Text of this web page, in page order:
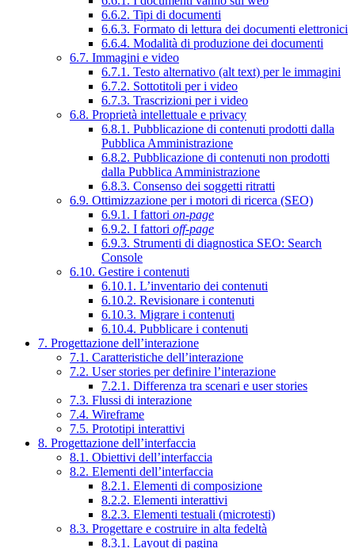
6.6.2. Tipi di documenti
6.6.3. Formato di lettura dei documenti elettronici
6.6.4. Modalità di produzione dei documenti
6.7. Immagini e video
6.7.1. Testo alternativo (alt text) per le immagini
6.7.2. Sottotitoli per i video
6.7.3. Trascrizioni per i video
6.8. Proprietà intellettuale e privacy
6.8.1. Pubblicazione di contenuti prodotti dalla
Pubblica Amministrazione
6.8.2. Pubblicazione di contenuti non prodotti
dalla Pubblica Amministrazione
6.8.3. Consenso dei soggetti ritratti
6.9. Ottimizzazione per i motori di ricerca (SEO)
6.9.1. I fattori on-page
6.9.2. I fattori off-page
6.9.3. Strumenti di diagnostica SEO: Search
Console
6.10. Gestire i contenuti
6.10.1. L’inventario dei contenuti
6.10.2. Revisionare i contenuti
6.10.3. Migrare i contenuti
6.10.4. Pubblicare i contenuti
7. Progettazione dell’interazione
7.1. Caratteristiche dell’interazione
7.2. User stories per definire l’interazione
7.2.1. Differenza tra scenari e user stories
7.3. Flussi di interazione
7.4. Wireframe
7.5. Prototipi interattivi
8. Progettazione dell’interfaccia
8.1. Obiettivi dell’interfaccia
8.2. Elementi dell’interfaccia
8.2.1. Elementi di composizione
8.2.2. Elementi interattivi
8.2.3. Elementi testuali (microtesti)
8.3. Progettare e costruire in alta fedeltà
8.3.1. Layout di pagina